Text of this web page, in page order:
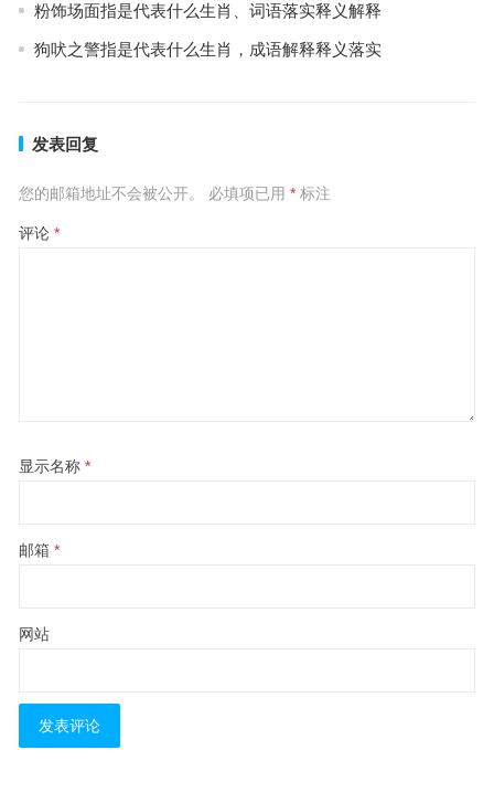
粉饰场面指是代表什么生肖、词语落实释义解释
狗吠之警指是代表什么生肖，成语解释释义落实
发表回复
您的邮箱地址不会被公开。 必填项已用 *标注
评论 *
显示名称 *
邮箱 *
网站